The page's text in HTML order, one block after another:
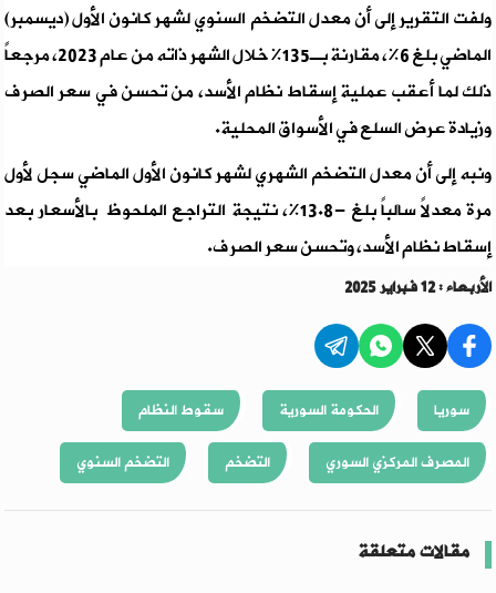
ولفت التقرير إلى أن معدل التضخم السنوي لشهر كانون الأول (ديسمبر)
الماضي بلغ 6%، مقارنة بـ135% خلال الشهر ذاته من عام 2023، مرجعاً
ذلك لما أعقب عملية إسقاط نظام الأسد، من تحسن في سعر الصرف
وزيادة عرض السلع في الأسواق المحلية.
ونبه إلى أن معدل التضخم الشهري لشهر كانون الأول الماضي سجل لأول
مرة معدلاً سالباً بلغ -13.8%، نتيجة التراجع الملحوظ بالأسعار بعد
إسقاط نظام الأسد، وتحسن سعر الصرف.
الأربعاء : 12 فبراير 2025
سوريا الحكومة السورية
سقوط النظام
المصرف المركزي السوري
التضخم التضخم السنوي
مقالات متعلقة